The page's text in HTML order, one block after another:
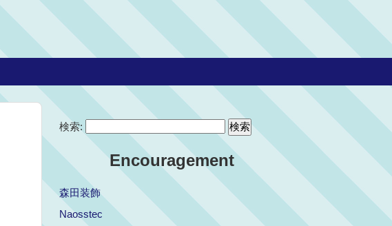
検索:
Encouragement
森田装飾
Naosstec